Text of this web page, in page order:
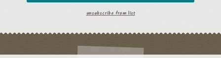
unsubscribe from list